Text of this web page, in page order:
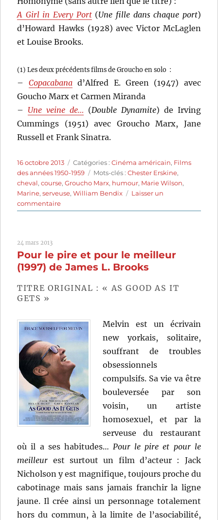
A Girl in Every Port(Une fille dans chaque port)
d’Howard Hawks (1928) avec Victor McLaglen
et Louise Brooks.
(1) Les deux précédents films de Groucho en solo :
– Copacabanad’Alfred E. Green (1947) avec
Goucho Marx et Carmen Miranda
– Une veine de… (Double Dynamite) de Irving
Cummings (1951) avec Groucho Marx, Jane
Russell et Frank Sinatra.
Publié
le
16 octobre 2013 Catégories
Catégories :Cinéma américain, Films
des années 1950-1959
Étiquettes
Mots-clés :Chester Erskine,
cheval,course,Groucho Marx, humour, Marie Wilson,
Marine,serveuse,William Bendix
Laisser un
commentairesur
A
Port
(1952)
Chester
24 mars 2013
Pour le pire et pour le meilleur
(1997) de James L. Brooks
TITRE ORIGINAL : « AS GOOD AS IT
GETS »
Melvin est un écrivain
new yorkais, solitaire,
souffrant de troubles
obsessionnels
compulsifs. Sa vie va être
bouleversée par son
voisin, un artiste
homosexuel, et par la
serveuse du restaurant
où il a ses habitudes… Pour le pire et pour le
meilleur est surtout un film d’acteur : Jack
Nicholson y est magnifique, toujours proche du
cabotinage mais sans jamais franchir la ligne
jaune. Il crée ainsi un personnage totalement
hors du commun, à la limite de l’asociabilité,